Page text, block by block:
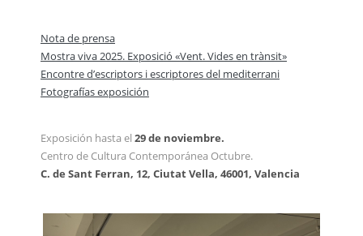
Nota de prensa
Mostra viva 2025. Exposició «Vent. Vides en trànsit»
Encontre d’escriptors i escriptores del mediterrani
Fotografías exposición
Exposición hasta el 29 de noviembre.
Centro de Cultura Contemporánea Octubre.
C. de Sant Ferran, 12, Ciutat Vella, 46001, Valencia